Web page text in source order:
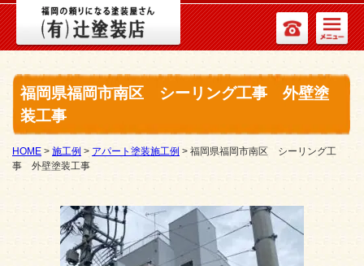
福岡県福岡市南区 シーリング工事 外壁塗
装工事
HOME > 施工例 > アパート塗装施工例 > 福岡県福岡市南区 シーリング工
事 外壁塗装工事